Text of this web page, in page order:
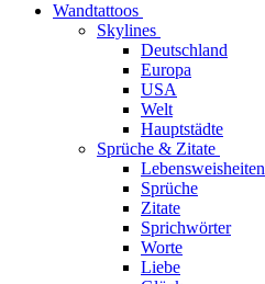
Wandtattoos
Skylines
Deutschland
Europa
USA
Welt
Hauptstädte
Sprüche & Zitate
Lebensweisheiten
Sprüche
Zitate
Sprichwörter
Worte
Liebe